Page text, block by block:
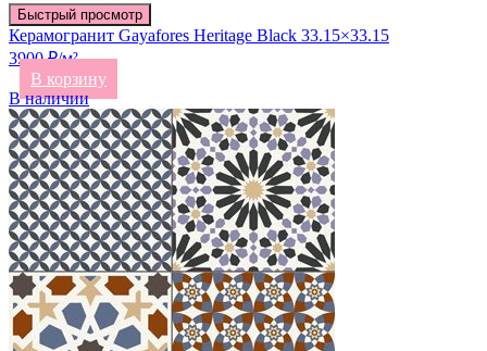
Быстрый просмотр
Керамогранит Gayafores Heritage Black 33.15×33.15
3900 ₽/м²
В корзину
В наличии